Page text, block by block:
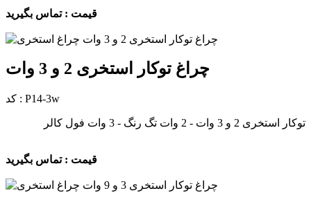
قیمت : تماس بگیرید
چراغ توکار استخری 2 و 3 وات
کد : P14-3w
توکار استخری 2 و 3 وات - 2 وات تگ رنگ - 3 وات فول کالر
قیمت : تماس بگیرید